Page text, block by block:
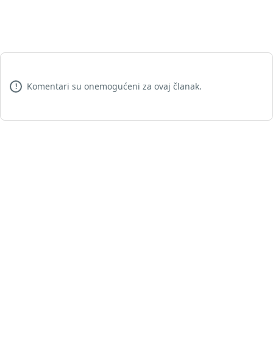
! Komentari su onemogućeni za ovaj članak.